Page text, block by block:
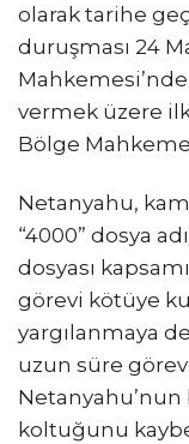
olarak tarihe
duruşması 24
vermek üzere ilk
Bölge
Netanyahu,
“4000” dosya
dosyası
görevi kötüye
yargılanmaya
uzun süre
Netanyahu’nun
koltuğunu